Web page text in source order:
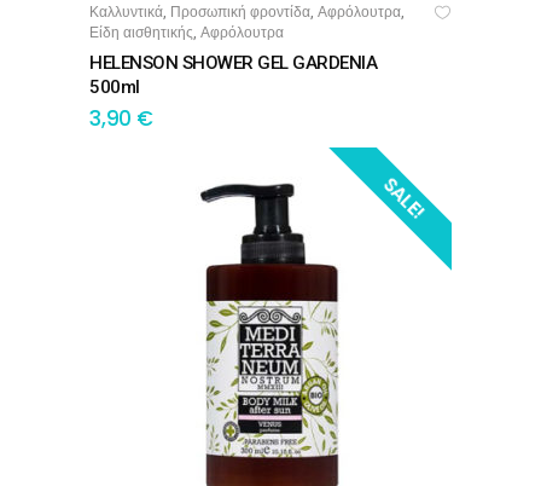
ΠΡΟΣΘΉΚΗ ΣΤΟ ΚΑΛΆΘΙ
Καλλυντικά, Προσωπική φροντίδα, Αφρόλουτρα,
Είδη αισθητικής, Αφρόλουτρα
HELENSON SHOWER GEL GARDENIA
500ml
3,90 €
SALE!